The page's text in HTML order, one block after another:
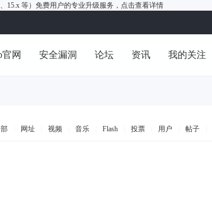
15.x 等）免费用户的专业升级服务， 点击查看详情
网 安全漏洞 论坛 资讯 我的关注
网址 视频 音乐 Flash 投票 用户 帖子